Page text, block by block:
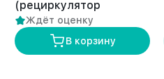
(рециркулятор
воздуха и вытяжка
премиум VC-AIR-3)
Ждёт оценку
В корзину